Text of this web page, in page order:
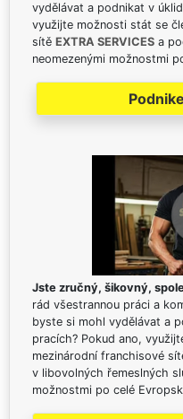
vydělávat a podnikat v
využijte možnosti stát se
sítě EXTRA SERVICES a
neomezenými možnostmi
Jste zručný, šikovný,
rád všestrannou práci a
byste si mohl vydělávat a
pracích? Pokud ano,
mezinárodní franchisové
v libovolných řemeslných
možnostmi po celé